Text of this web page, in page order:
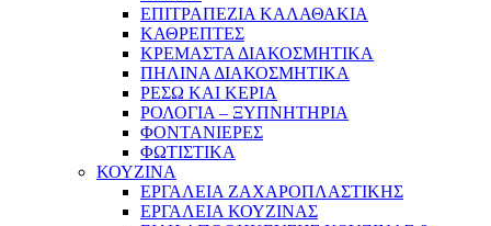
ΕΠΙΤΡΑΠΕΖΙΑ ΚΑΛΑΘΑΚΙΑ
ΚΑΘΡΕΠΤΕΣ
ΚΡΕΜΑΣΤΑ ΔΙΑΚΟΣΜΗΤΙΚΑ
ΠΗΛΙΝΑ ΔΙΑΚΟΣΜΗΤΙΚΑ
ΡΕΣΩ ΚΑΙ ΚΕΡΙΑ
ΡΟΛΟΓΙΑ – ΞΥΠΝΗΤΗΡΙΑ
ΦΟΝΤΑΝΙΕΡΕΣ
ΦΩΤΙΣΤΙΚΑ
ΚΟΥΖΙΝΑ
ΕΡΓΑΛΕΙΑ ΖΑΧΑΡΟΠΛΑΣΤΙΚΗΣ
ΕΡΓΑΛΕΙΑ ΚΟΥΖΙΝΑΣ